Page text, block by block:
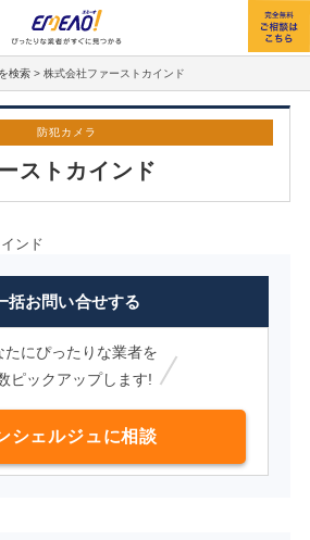
検索 > 株式会社ファーストカインド
防犯カメラ
ストカインド
括お問い合せする
たにぴったりな業者を
ピックアップします!
シェルジュに相談